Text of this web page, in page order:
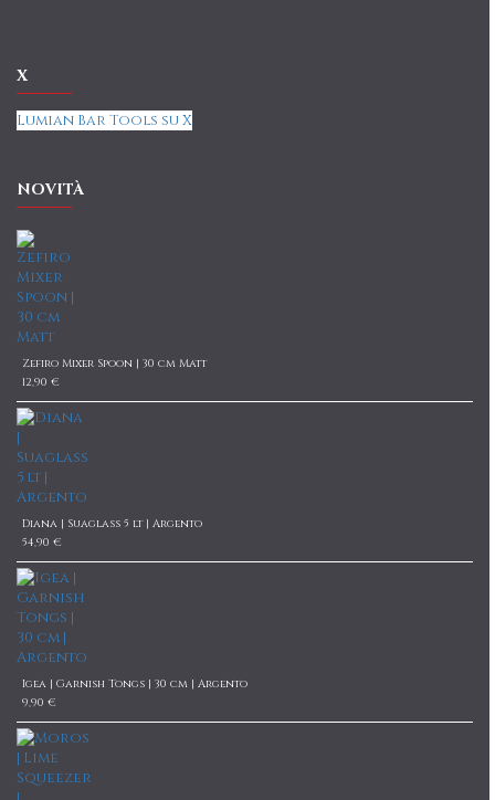
X
Lumian Bar Tools su X
NOVITÀ
Zefiro Mixer Spoon | 30 cm Matt
12,90 €
Diana | Suaglass 5 lt | Argento
54,90 €
Igea | Garnish Tongs | 30 cm | Argento
9,90 €